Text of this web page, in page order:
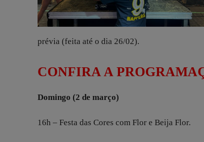
prévia (feita até o dia 26/02).
CONFIRA A
Domingo (2 de março)
16h – Festa das Cores com Flor e Beija Flor.